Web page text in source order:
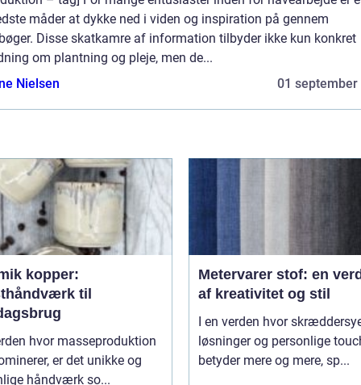
måder at dykke ned i viden og inspiration på gennem
Disse skatkamre af information tilbyder ikke kun konkret
om plantning og pleje, men de...
Nielsen
01 september
kopper:
til
hvor masseproduktion
er det unikke og
håndværk so...
Metervarer stof: en
af kreativitet og stil
I en verden hvor
løsninger og personlige
betyder mere og mere, sp...